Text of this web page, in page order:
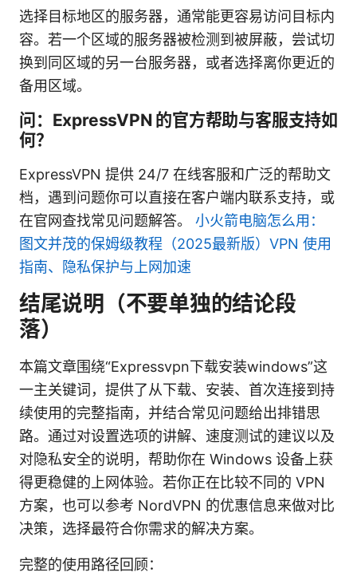
选择目标地区的服务器，通常能更容易访问目标内
容。若一个区域的服务器被检测到被屏蔽，尝试切
换到同区域的另一台服务器，或者选择离你更近的
备用区域。
问：ExpressVPN 的官方帮助与客服支持如
何？
ExpressVPN 提供 24/7 在线客服和广泛的帮助文
档，遇到问题你可以直接在客户端内联系支持，或
在官网查找常见问题解答。 小火箭电脑怎么用：
图文并茂的保姆级教程（2025最新版）VPN 使用
指南、隐私保护与上网加速
结尾说明（不要单独的结论段
落）
本篇文章围绕“Expressvpn下载安装windows”这
一主关键词，提供了从下载、安装、首次连接到持
续使用的完整指南，并结合常见问题给出排错思
路。通过对设置选项的讲解、速度测试的建议以及
对隐私安全的说明，帮助你在 Windows 设备上获
得更稳健的上网体验。若你正在比较不同的 VPN
方案，也可以参考 NordVPN 的优惠信息来做对比
决策，选择最符合你需求的解决方案。
完整的使用路径回顾：